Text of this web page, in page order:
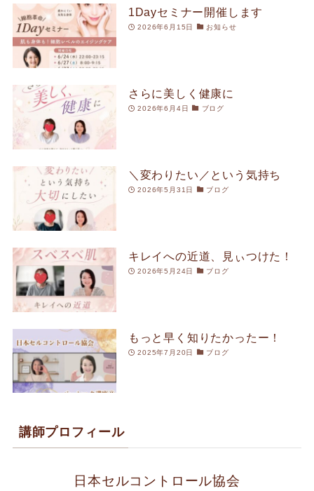
1Dayセミナー開催します
2026年6月15日 お知らせ
さらに美しく健康に
2026年6月4日 ブログ
＼変わりたい／という気持ち
2026年5月31日 ブログ
キレイへの近道、見ぃつけた！
2026年5月24日 ブログ
もっと早く知りたかったー！
2025年7月20日 ブログ
講師プロフィール
日本セルコントロール協会